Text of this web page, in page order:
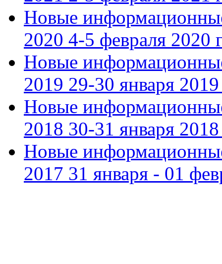
Новые
2020 4-5 февраля 2020
Новые
2019 29-30 января 2019
Новые
2018 30-31 января 2018
Новые
2017 31 января - 01